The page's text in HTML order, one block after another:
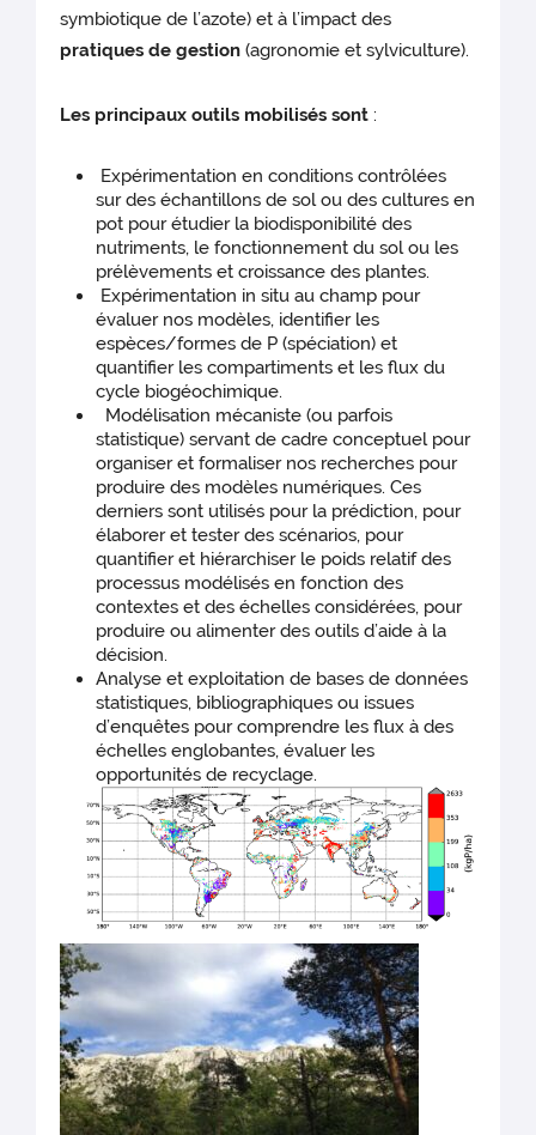
symbiotique de l’azote) et à l’impact des
pratiques de gestion (agronomie et sylviculture).
Les principaux outils mobilisés sont :
Expérimentation en conditions contrôlées
sur des échantillons de sol ou des cultures en
pot pour étudier la biodisponibilité des
nutriments, le fonctionnement du sol ou les
prélèvements et croissance des plantes.
Expérimentation in situ au champ pour
évaluer nos modèles, identifier les
espèces/formes de P (spéciation) et
quantifier les compartiments et les flux du
cycle biogéochimique.
Modélisation mécaniste (ou parfois
statistique) servant de cadre conceptuel pour
organiser et formaliser nos recherches pour
produire des modèles numériques. Ces
derniers sont utilisés pour la prédiction, pour
élaborer et tester des scénarios, pour
quantifier et hiérarchiser le poids relatif des
processus modélisés en fonction des
contextes et des échelles considérées, pour
produire ou alimenter des outils d’aide à la
décision.
Analyse et exploitation de bases de données
statistiques, bibliographiques ou issues
d’enquêtes pour comprendre les flux à des
échelles englobantes, évaluer les
opportunités de recyclage.